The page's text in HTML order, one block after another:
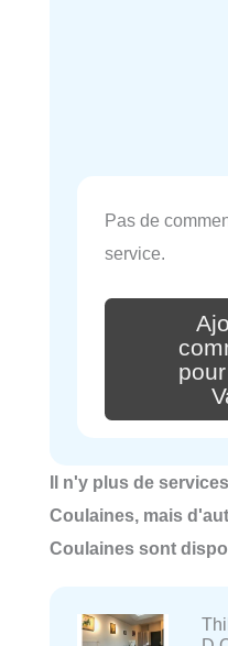
Pas de
service.
Il n'y plus de
Coulaines, mais
Coulaines sont